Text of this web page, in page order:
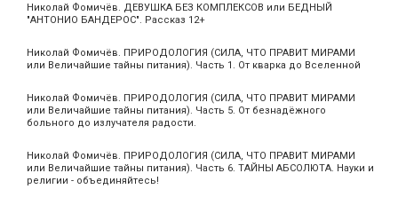
Николай Фомичёв. ДЕВУШКА БЕЗ КОМПЛЕКСОВ или БЕДНЫЙ
"АНТОНИО БАНДЕРОС". Рассказ 12+
Николай Фомичёв. ПРИРОДОЛОГИЯ (СИЛА, ЧТО ПРАВИТ МИРАМИ
или Величайшие тайны питания). Часть 1. От кварка до Вселенной
Николай Фомичёв. ПРИРОДОЛОГИЯ (СИЛА, ЧТО ПРАВИТ МИРАМИ
или Величайшие тайны питания). Часть 5. От безнадёжного
больного до излучателя радости.
Николай Фомичёв. ПРИРОДОЛОГИЯ (СИЛА, ЧТО ПРАВИТ МИРАМИ
или Величайшие тайны питания). Часть 6. ТАЙНЫ АБСОЛЮТА. Науки и
религии - объединяйтесь!